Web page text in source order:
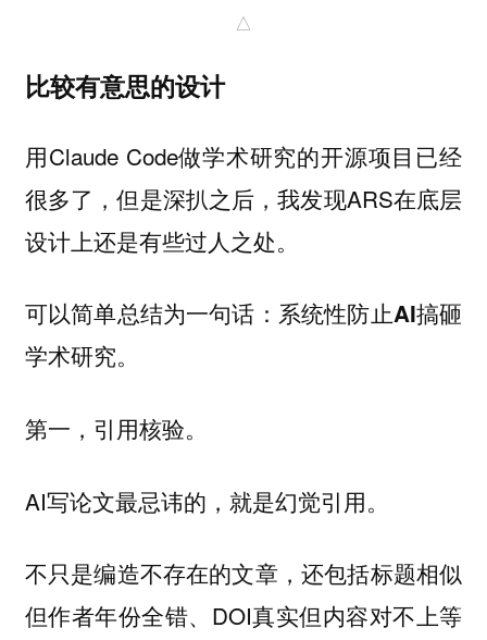
△
比较有意思的设计
用Claude Code做学术研究的开源项目已经
很多了，但是深扒之后，我发现ARS在底层
设计上还是有些过人之处。
可以简单总结为一句话： 系统性防止AI搞砸
学术研究。
第一， 引用核验。
AI写论文最忌讳的，就是幻觉引用。
不只是编造不存在的文章，还包括标题相似
但作者年份全错、DOI真实但内容对不上等